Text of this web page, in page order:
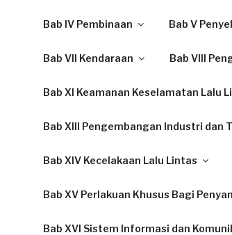
Bab IV Pembinaan Bab V
Bab VII Kendaraan Bab VIII
Bab XI Keamanan Keselamatan Lalu
Bab XIII Pengembangan Industri dan
Bab XIV Kecelakaan Lalu Lintas
Bab XV Perlakuan Khusus Bagi
Bab XVI Sistem Informasi dan